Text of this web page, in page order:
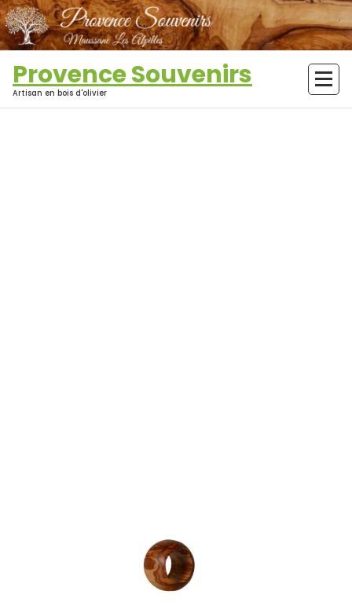
Aller
au
contenu
Provence Souvenirs
Artisan en bois d'olivier
Rond de serviette